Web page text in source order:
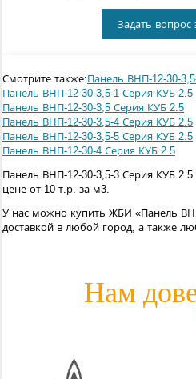
Задать вопрос
Смотрите также:Панель ВНП-12-30-
Панель ВНП-12-30-3,5-1 Серия КУБ 2.5
Панель ВНП-12-30-3,5 Серия КУБ 2.5
Панель ВНП-12-30-3,5-4 Серия КУБ 2.5
Панель ВНП-12-30-3,5-5 Серия КУБ 2.5
Панель ВНП-12-30-4 Серия КУБ 2.5
Панель ВНП-12-30-3,5-3 Серия КУБ
цене от 10 т.р. за м3.
У нас можно купить ЖБИ «Панель
доставкой в любой город, а также
Нам